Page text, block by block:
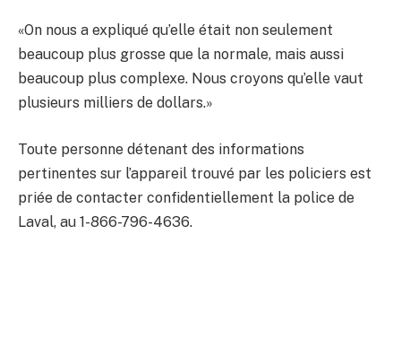
«On nous a expliqué qu’elle était non seulement
beaucoup plus grosse que la normale, mais aussi
beaucoup plus complexe. Nous croyons qu’elle vaut
plusieurs milliers de dollars.»
Toute personne détenant des informations
pertinentes sur l’appareil trouvé par les policiers est
priée de contacter confidentiellement la police de
Laval, au 1-866-796-4636.